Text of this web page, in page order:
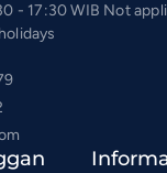
- 17:30 WIB Not